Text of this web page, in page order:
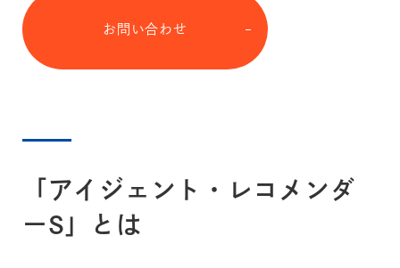
お問い合わせ
「アイジェント・レコメンダ
ーS」とは